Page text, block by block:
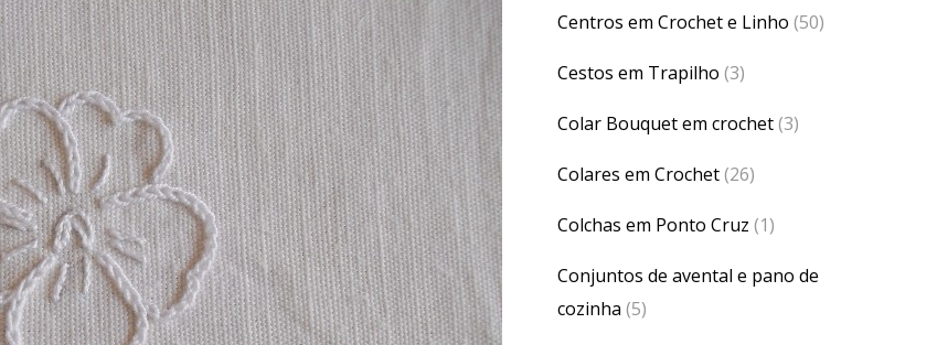
Centros em Crochet e Linho (50)
Cestos em Trapilho (3)
Colar Bouquet em crochet(3)
Colares em Crochet(26)
Colchas em Ponto Cruz (1)
Conjuntos de avental e pano de
cozinha (5)